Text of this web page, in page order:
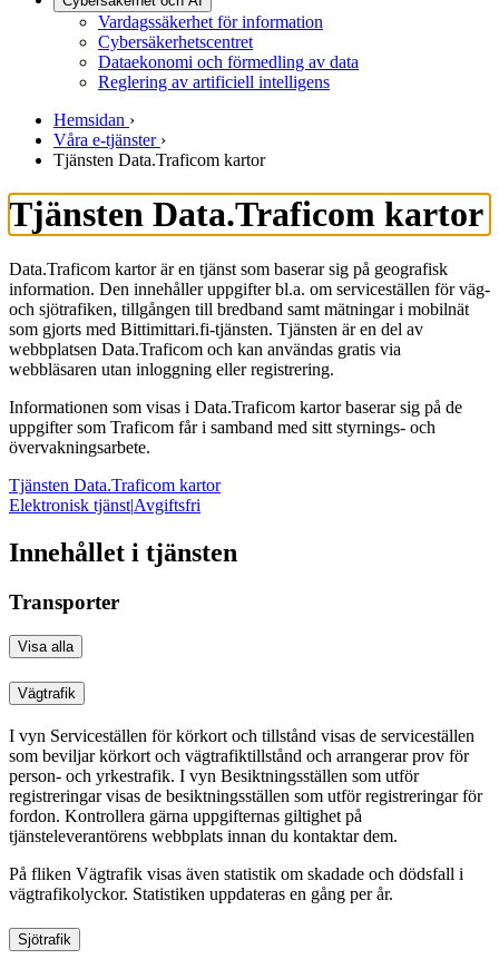
Vardagssäkerhet för information
Cybersäkerhetscentret
Dataekonomi och förmedling av data
Reglering av artificiell intelligens
Hemsidan ›
Våra e-tjänster ›
Tjänsten Data.Traficom kartor
Tjänsten Data.Traficom kartor
Data.Traficom kartor är en tjänst som baserar sig på geografisk
information. Den innehåller uppgifter bl.a. om serviceställen för väg-
och sjötrafiken, tillgången till bredband samt mätningar i mobilnät
som gjorts med Bittimittari.fi-tjänsten. Tjänsten är en del av
webbplatsen Data.Traficom och kan användas gratis via
webbläsaren utan inloggning eller registrering.
Informationen som visas i Data.Traficom kartor baserar sig på de
uppgifter som Traficom får i samband med sitt styrnings- och
övervakningsarbete.
Tjänsten Data.Traficom kartor
Elektronisk tjänst|Avgiftsfri
Innehållet i tjänsten
Transporter
Visa alla
Vägtrafik
I vyn Serviceställen för körkort och tillstånd visas de serviceställen
som beviljar körkort och vägtrafiktillstånd och arrangerar prov för
person- och yrkestrafik. I vyn Besiktningsställen som utför
registreringar visas de besiktningsställen som utför registreringar för
fordon. Kontrollera gärna uppgifternas giltighet på
tjänsteleverantörens webbplats innan du kontaktar dem.
På fliken Vägtrafik visas även statistik om skadade och dödsfall i
vägtrafikolyckor. Statistiken uppdateras en gång per år.
Sjötrafik